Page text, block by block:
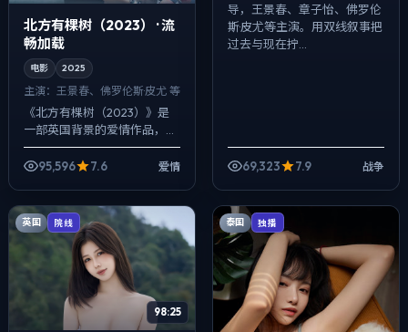
北方有棵树（2023） · 流
畅加载
电影 2025
主演： 王景春、佛罗伦斯·皮尤 等
《北方有棵树（2023）》是
一部英国背景的爱情作品，
2025年公映，由宫崎骏执
导，王景春、佛罗伦斯·皮尤、
95,596 7.6 爱情
导，王景春、章子怡、佛罗伦
斯·皮尤等主演。用双线叙事把
过去与现在拧...
69,323 7.9 战争
英国 院线
98:25
泰国 独播